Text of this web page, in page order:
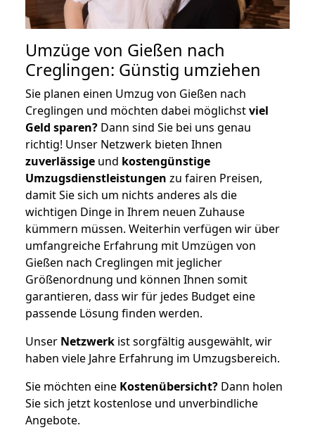
Umzüge von Gießen nach
Creglingen: Günstig umziehen
Sie planen einen Umzug von Gießen nach
Creglingen und möchten dabei möglichstviel
Geld sparen? Dann sind Sie bei uns genau
richtig! Unser Netzwerk bieten Ihnen
zuverlässige und kostengünstige
Umzugsdienstleistungen zu fairen Preisen,
damit Sie sich um nichts anderes als die
wichtigen Dinge in Ihrem neuen Zuhause
kümmern müssen. Weiterhin verfügen wir über
umfangreiche Erfahrung mit Umzügen von
Gießen nach Creglingen mit jeglicher
Größenordnung und können Ihnen somit
garantieren, dass wir für jedes Budget eine
passende Lösung finden werden.
Unser Netzwerk ist sorgfältig ausgewählt, wir
haben viele Jahre Erfahrung im Umzugsbereich.
Sie möchten eine Kostenübersicht? Dann holen
Sie sich jetzt kostenlose und unverbindliche
Angebote.